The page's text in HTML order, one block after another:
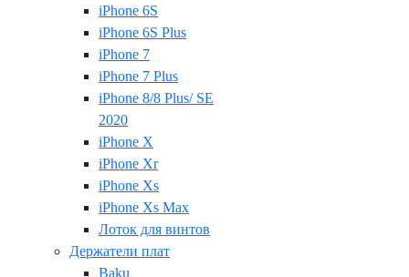
iPhone 6S
iPhone 6S Plus
iPhone 7
iPhone 7 Plus
iPhone 8/8 Plus/ SE
2020
iPhone X
iPhone Xr
iPhone Xs
iPhone Xs Max
Лоток для винтов
Держатели плат
Baku